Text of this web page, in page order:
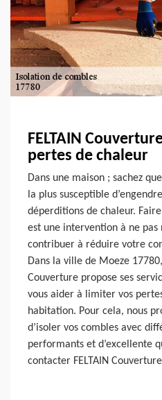
FELTAIN
pertes de chaleur
Dans une maison ; sachez
la plus susceptible
déperditions de chaleur.
est une intervention à ne
contribuer à réduire votre
Dans la ville de Moeze
Couverture propose ses
vous aider à limiter vos
habitation. Pour cela, nous
d’isoler vos combles avec
performants et d’excellente
contacter FELTAIN